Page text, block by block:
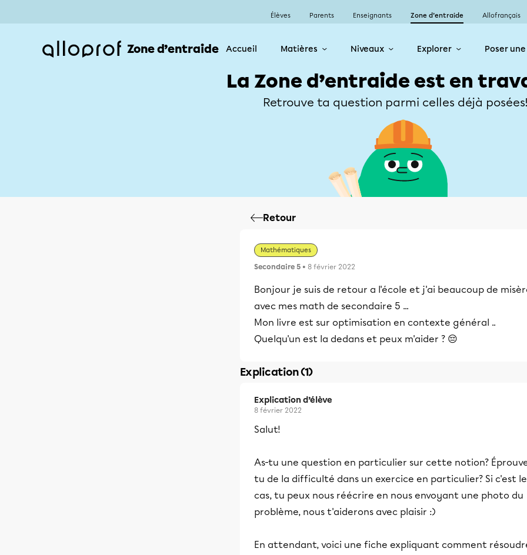
Élèves Parents Enseignants Zone d’entraide Allofrançais
Zone d’entraide Accueil Matières Niveaux Explorer Poser
La Zone d’entraide est en
Retrouve ta question parmi celles déjà
Retour
Mathématiques
Secondaire 5 • 8 février 2022
Bonjour je suis de retour a l'école et j'ai beaucoup de
avec mes math de secondaire 5 ...
Mon livre est sur optimisation en contexte général ..
Quelqu'un est la dedans et peux m'aider ? 😔
Explication (1)
Explication d’élève
8 février 2022
Salut!
As-tu une question en particulier sur cette notion?
tu de la difficulté dans un exercice en particulier? Si c'est le
cas, tu peux nous réécrire en nous envoyant une photo du
problème, nous t'aiderons avec plaisir :)
En attendant, voici une fiche expliquant comment